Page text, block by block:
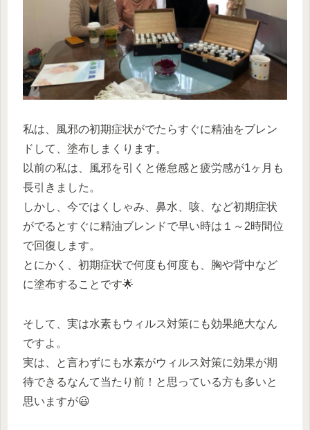
私は、風邪の初期症状がでたらすぐに精油をブレン
ドして、塗布しまくります。
以前の私は、風邪を引くと倦怠感と疲労感が1ヶ月も
長引きました。
しかし、今ではくしゃみ、鼻水、咳、など初期症状
がでるとすぐに精油ブレンドで早い時は１～2時間位
で回復します。
とにかく、初期症状で何度も何度も、胸や背中など
に塗布することです🌟
そして、実は水素もウィルス対策にも効果絶大なん
ですよ。
実は、と言わずにも水素がウィルス対策に効果が期
待できるなんて当たり前！と思っている方も多いと
思いますが😃